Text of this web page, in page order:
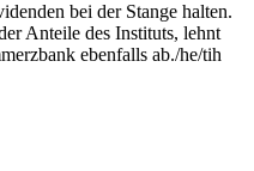
bei der Stange halten.
Anteile des Instituts, lehnt
ebenfalls ab./he/tih